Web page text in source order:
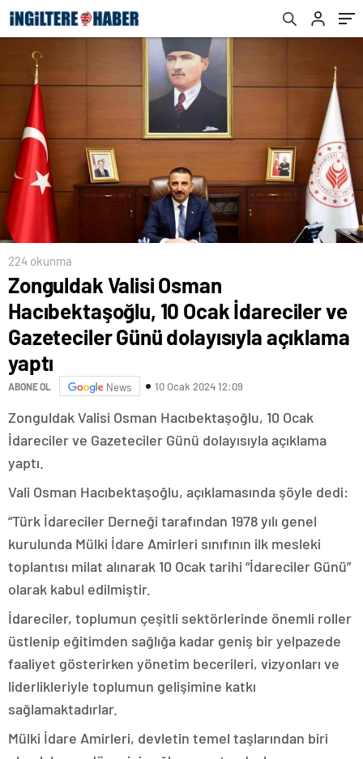
dolayısıyla açıklama yaptı
224 okunma
Zonguldak Valisi Osman
Hacıbektaşoğlu, 10 Ocak İdareciler ve
Gazeteciler Günü dolayısıyla açıklama
yaptı
ABONE OL News 10 Ocak 2024 12:09
Zonguldak Valisi Osman Hacıbektaşoğlu, 10 Ocak
İdareciler ve Gazeteciler Günü dolayısıyla açıklama
yaptı.
Vali Osman Hacıbektaşoğlu, açıklamasında şöyle dedi:
“Türk İdareciler Derneği tarafından 1978 yılı genel
kurulunda Mülki İdare Amirleri sınıfının ilk mesleki
toplantısı milat alınarak 10 Ocak tarihi “İdareciler Günü”
olarak kabul edilmiştir.
İdareciler, toplumun çeşitli sektörlerinde önemli roller
üstlenip eğitimden sağlığa kadar geniş bir yelpazede
faaliyet gösterirken yönetim becerileri, vizyonları ve
liderlikleriyle toplumun gelişimine katkı
sağlamaktadırlar.
Mülki İdare Amirleri, devletin temel taşlarından biri